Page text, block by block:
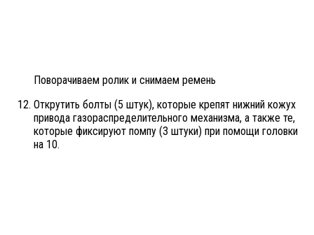
Поворачиваем ролик и снимаем ремень
Открутить болты (5 штук), которые крепят нижний кожух
привода газораспределительного механизма, а также те,
которые фиксируют помпу (3 штуки) при помощи головки
на 10.